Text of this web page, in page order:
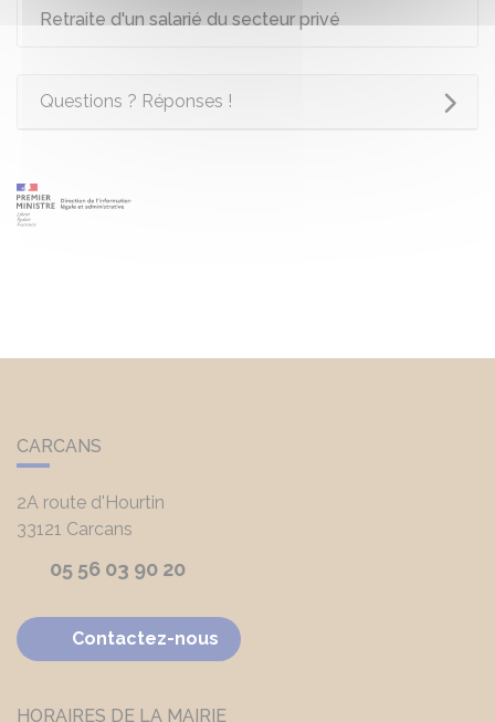
Retraite d'un salarié du secteur privé
Questions ? Réponses !
CARCANS
2A route d'Hourtin
33121 Carcans
05 56 03 90 20
Contactez-nous
HORAIRES DE LA MAIRIE